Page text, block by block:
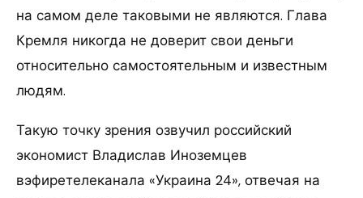
на самом деле таковыми не являются. Глава
Кремля никогда не доверит свои деньги
относительно самостоятельным и известным
людям.
Такую точку зрения озвучил российский
экономист Владислав Иноземцев
вэфиретелеканала «Украина 24», отвечая на